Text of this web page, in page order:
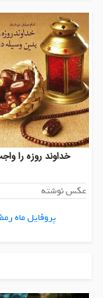
خداوند روزه را
عکس نوشته
پروفایل ماه